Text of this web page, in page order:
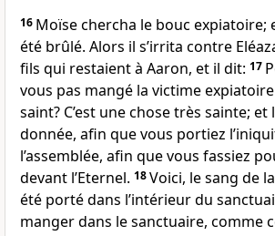
16 Moïse chercha le bouc expiatoire;
été brûlé. Alors il s’irrita contre
fils qui restaient à Aaron, et il dit: 17
vous pas mangé la victime
saint? C’est une chose très sainte; et
donnée, afin que vous portiez
l’assemblée, afin que vous fassiez
devant l’Eternel. 18Voici, le sang de
été porté dans l’intérieur du
manger dans le sanctuaire, comme